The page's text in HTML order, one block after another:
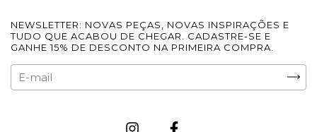
NEWSLETTER: NOVAS PEÇAS, NOVAS INSPIRAÇÕES E
TUDO QUE ACABOU DE CHEGAR. CADASTRE-SE E
GANHE 15% DE DESCONTO NA PRIMEIRA COMPRA.